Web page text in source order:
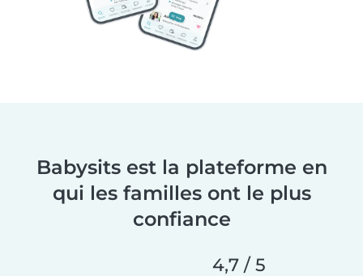
Babysits est la plateforme en
qui les familles ont le plus
confiance
4,7 / 5